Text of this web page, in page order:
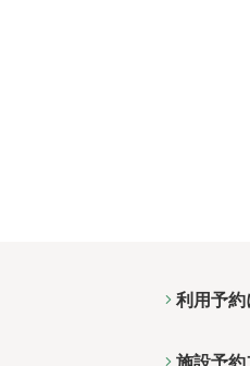
利用予約
施設予約